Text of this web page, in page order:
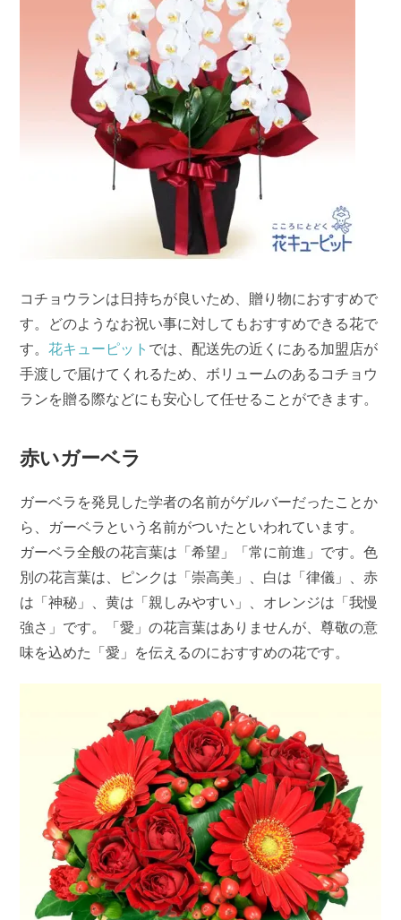
コチョウランは日持ちが良いため、贈り物におすすめで
す。どのようなお祝い事に対してもおすすめできる花で
す。花キューピット では、配送先の近くにある加盟店が
手渡しで届けてくれるため、ボリュームのあるコチョウ
ランを贈る際などにも安心して任せることができます。
赤いガーベラ
ガーベラを発見した学者の名前がゲルバーだったことか
ら、ガーベラという名前がついたといわれています。
ガーベラ全般の花言葉は「希望」「常に前進」です。色
別の花言葉は、ピンクは「崇高美」、白は「律儀」、赤
は「神秘」、黄は「親しみやすい」、オレンジは「我慢
強さ」です。「愛」の花言葉はありませんが、尊敬の意
味を込めた「愛」を伝えるのにおすすめの花です。